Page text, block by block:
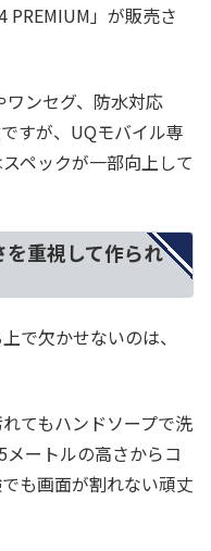
」が販売さ
ンセグ、防水対応
すが、UQモバイル専
ペックが一部向上して
重視して作られ
で欠かせないのは、
てもハンドソープで洗
ートルの高さからコ
も画面が割れない頑丈